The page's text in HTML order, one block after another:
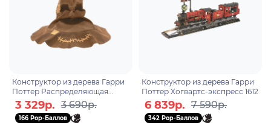
Конструктор из дерева Гарри
Поттер Распределяющая
Шляпа 1632
3 329р. 3 690р.
166 Pop-Баллов
Конструктор из дерева Гарри
Поттер Хогвартс-экспресс 1612
6 839р. 7 590р.
342 Pop-Баллов